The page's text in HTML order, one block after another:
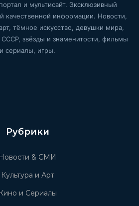
и мультисайт. Эксклюзивный
качественной информации. Новости,
тёмное искусство, девушки мира,
звёзды и знаменитости, фильмы
и сериалы, игры.
Рубрики
Новости & СМИ
Культура и Арт
Кино и Сериалы